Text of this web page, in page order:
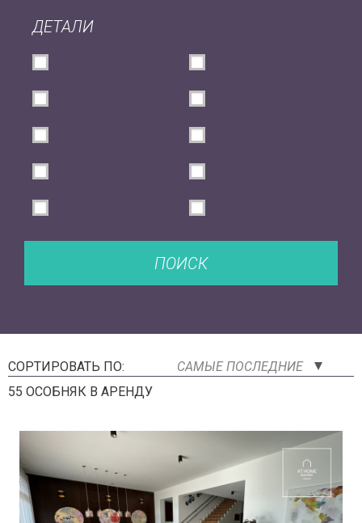
ДЕТАЛИ
ПОИСК
СОРТИРОВАТЬ ПО:
САМЫЕ ПОСЛЕДНИЕ
55 ОСОБНЯК В АРЕНДУ